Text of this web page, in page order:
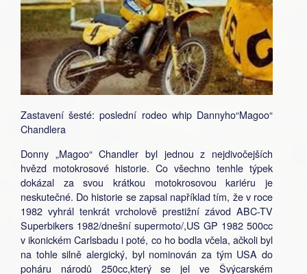
Zastavení šesté: poslední rodeo whip Dannyho“Magoo“
Chandlera
Donny „Magoo“ Chandler byl jednou z nejdivočejších
hvězd motokrosové historie. Co všechno tenhle týpek
dokázal za svou krátkou motokrosovou kariéru je
neskutečné. Do historie se zapsal například tím, že v roce
1982 vyhrál tenkrát vrcholově prestižní závod ABC-TV
Superbikers 1982/dnešní supermoto/,US GP 1982 500cc
v ikonickém Carlsbadu i poté, co ho bodla včela, ačkoli byl
na tohle silně alergický, byl nominován za tým USA do
poháru národů 250cc,který se jel ve Švýcarském